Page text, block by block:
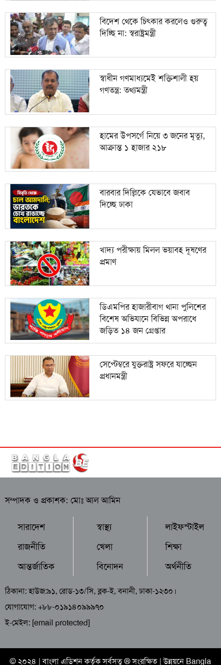
বিদেশ থেকে চিৎকার করলেও গুরুত্ব
দিচ্ছি না: স্বরাষ্ট্রমন্ত্রী
স্বাধীন গণমাধ্যমেই শক্তিশালী হয়
গণতন্ত্র: তথ্যমন্ত্রী
হামের উপসর্গে নিয়ে ৩ জনের মৃত্যু,
আক্রান্ত ১ হাজার ২১৮
বারবার দিল্লিকে যেভাবে জবাব
দিচ্ছে ঢাকা
খাদ্য পরীক্ষায় মিলল ভয়াবহ দূষণের
প্রমাণ
ডিএমপির হাজারীবাগ থানা পুলিশের
বিশেষ অভিযানে বিভিন্ন অপরাধে
জড়িত ১৪ জন গ্রেপ্তার
সেপ্টেম্বরে যুক্তরাষ্ট্র সফরে যাচ্ছেন
প্রধানমন্ত্রী
সম্পাদক ও প্রকাশক: মোঃ আল আমিন
সারাদেশ
রাজনীতি
আন্তর্জাতিক
স্বাস্থ্য
খেলা
বিনোদন
লাইফস্টাইল
শিক্ষা
অর্থনীতি
ঠিকানা: হাউজ:৯১, রোড-১৩/সি, ব্লক-ই, বনানী, ঢাকা-১২৩০।
যোগাযোগ: +৮৮-০১৯১৪০৯৯৯৭০
ই-মেইল: [email protected]
© ২০২৪ |বাংলা এডিশনকর্তৃক সর্বসত্ব ® সংরক্ষিত | উন্নয়নে Bangla